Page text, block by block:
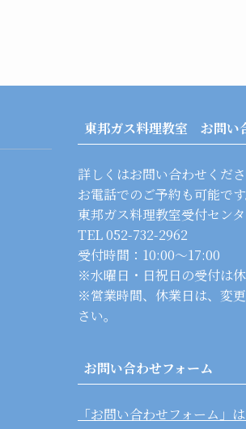
東邦ガス料理教室 お問い
詳しくはお問い合わせくだ
お電話でのご予約も可能で
東邦ガス料理教室受付セン
TEL 052-732-2962
受付時間：10:00～17:00
※水曜日・日祝日の受付は
※営業時間、休業日は、変
さい。
お問い合わせフォーム
「お問い合わせフォーム」